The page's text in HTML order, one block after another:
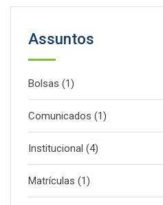
Assuntos
Bolsas (1)
Comunicados (1)
Institucional (4)
Matrículas (1)